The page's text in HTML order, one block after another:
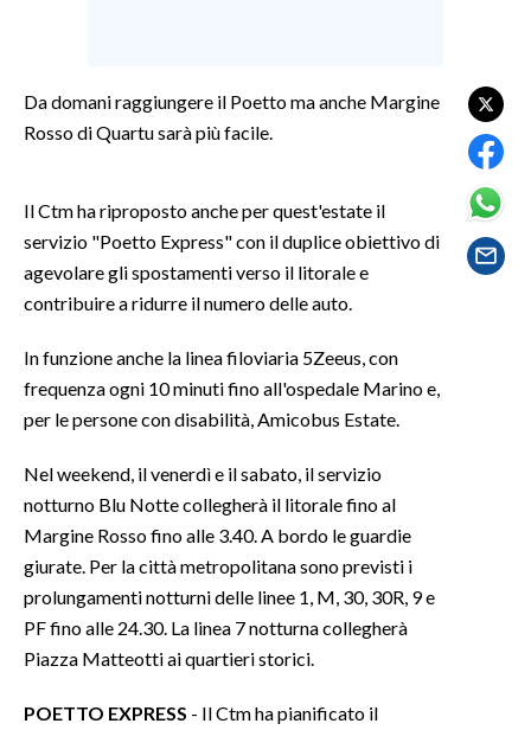
TENNIS
ALTRI SPORT
SPETTACOLI
GOSSIP
SALUTE
SARDEGNA TURISMO
SARDI NEL MONDO
NOTIZIE
EVENTI
#CARAUNIONE
3 MINUTI CON
INSULARITÀ
Da domani raggiungere il Poetto ma anche Margine
Rosso di Quartu sarà più facile.
Il Ctm ha riproposto anche per quest'estate il
servizio "Poetto Express" con il duplice obiettivo di
agevolare gli spostamenti verso il litorale e
contribuire a ridurre il numero delle auto.
In funzione anche la linea filoviaria 5Zeeus, con
frequenza ogni 10 minuti fino all'ospedale Marino e,
per le persone con disabilità, Amicobus Estate.
Nel weekend, il venerdì e il sabato, il servizio
notturno Blu Notte collegherà il litorale fino al
Margine Rosso fino alle 3.40. A bordo le guardie
giurate. Per la città metropolitana sono previsti i
prolungamenti notturni delle linee 1, M, 30, 30R, 9 e
PF fino alle 24.30. La linea 7 notturna collegherà
Piazza Matteotti ai quartieri storici.
POETTO EXPRESS - Il Ctm ha pianificato il